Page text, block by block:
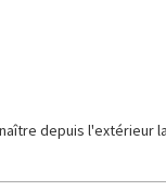
depuis l'extérieur